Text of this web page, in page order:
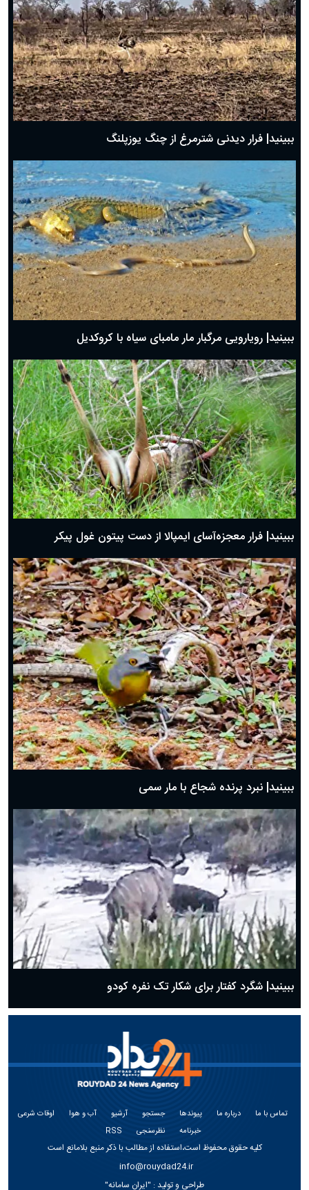
ببینید| فرار دیدنی شترمرغ از چنگ یوزپلنگ
ببینید| رویارویی مرگبار مار مامبای سیاه با کروکدیل
ببینید| فرار معجزه‌آسای ایمپالا از دست پیتون غول پیکر
ببینید| نبرد پرنده شجاع با مار سمی
ببینید| شگرد کفتار برای شکار تک نفره کودو
تماس با ما درباره ما پیوندها جستجو آرشیو آب و هوا
اوقات شرعی
خبرنامه
نظرسنجی RSS
کلیه حقوق محفوظ است،استفاده از مطالب با ذکر منبع بلامانع است
info@rouydad24.ir
طراحی و تولید : "ایران سامانه"